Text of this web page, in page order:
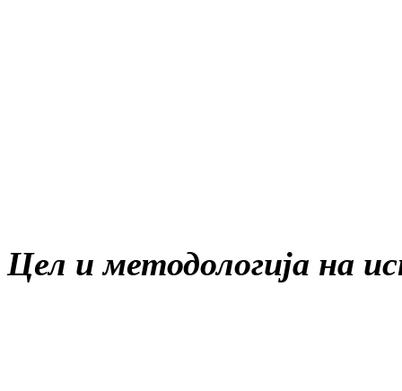
Цел и методологија на